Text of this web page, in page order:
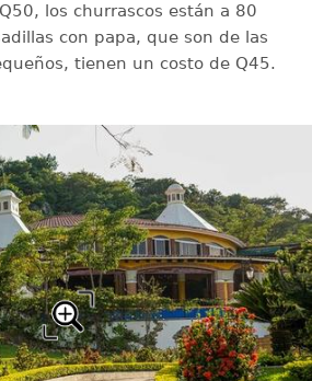
los churrascos están a 80
con papa, que son de las
tienen un costo de Q45.